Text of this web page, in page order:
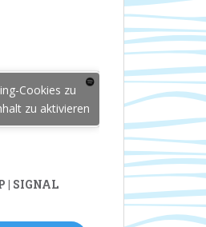
Cookies zu
zu aktivieren
| SIGNAL